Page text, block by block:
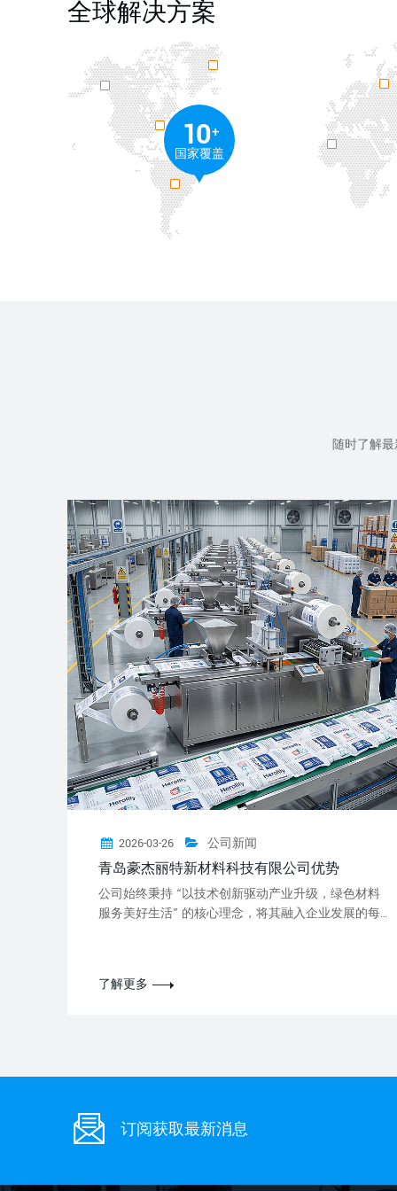
全球解决方案
10+
国家覆盖
随时了解
2026-03-26 公司新闻
青岛豪杰丽特新材料科技有限公司优势
公司始终秉持 “以技术创新驱动产业升级，绿色材料
服务美好生活” 的核心理念，将其融入企业发展的每
了解更多
订阅获取最新消息